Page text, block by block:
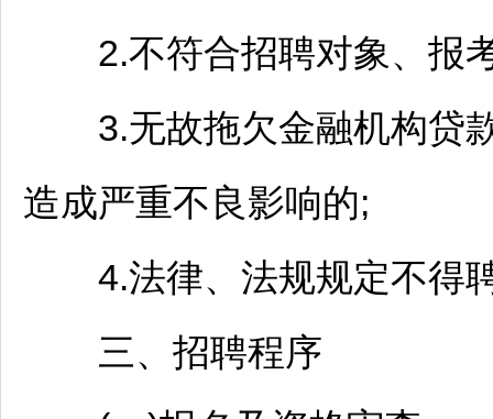
2.不符合招聘对象、报
3.无故拖欠金融机构贷款
造成严重不良影响的;
4.法律、法规规定不得
三、 招聘程序